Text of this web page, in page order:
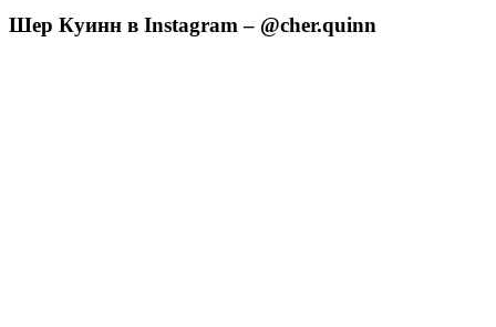
Шер Куинн в Instagram – @cher.quinn